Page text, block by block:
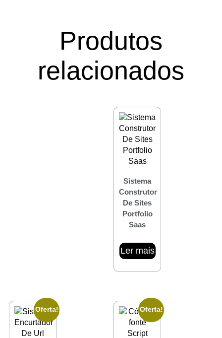
Produtos
relacionados
Sistema
Construtor
De Sites
Portfolio
Saas
Ler mais
Oferta! Oferta!